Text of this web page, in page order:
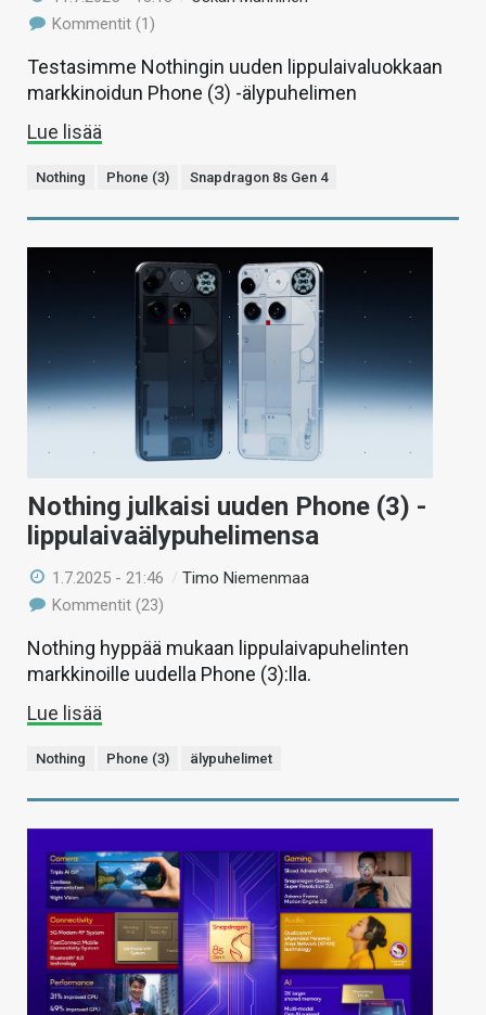
Kommentit (1)
Testasimme Nothingin uuden lippulaivaluokkaan
markkinoidun Phone (3) -älypuhelimen
Lue lisää
Nothing Phone (3) Snapdragon 8s Gen 4
Nothing julkaisi uuden Phone (3) -
lippulaivaälypuhelimensa
1.7.2025 - 21:46 /Timo Niemenmaa
Kommentit (23)
Nothing hyppää mukaan lippulaivapuhelinten
markkinoille uudella Phone (3):lla.
Lue lisää
Nothing Phone (3) älypuhelimet